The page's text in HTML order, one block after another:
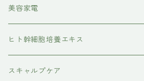
レブリン酸ケア
水素トリートメント
プレックスケア
アイラッシュ
美容家電
ヘアアイロン
マグネット
ドライヤー
ヒト幹細胞培養エキス
スキャルプケア